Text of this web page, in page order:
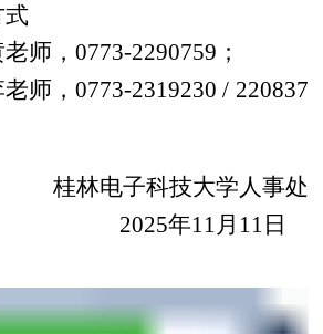
式
师， 0773-2290759 ；
老师，0773-2319230 / 220837
桂林电子科技大学人事处
2025年11 月 11 日